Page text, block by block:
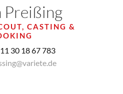
Preißing
CASTING &
30 18 67 783